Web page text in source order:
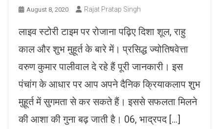
August 8, 2020 Rajat Pratap Singh
लाइव स्टोरी टाइम पर रोजाना पढ़िए दिशा शूल, राहु
काल और शुभ मुहूर्त के बारे में। प्रसिद्ध ज्योतिषवेत्ता
वरुण कुमार पालीवाल दे रहे हैं पूरी जानकारी। इस
पंचांग के आधार पर आप अपने दैनिक क्रियाकलाप शुभ
मुहूर्त में सुगमता से कर सकते हैं। इससे सफलता मिलने
की आशा की गुना बढ़ जाती है। 06, भाद्रपद […]